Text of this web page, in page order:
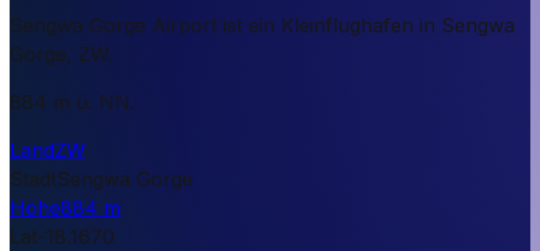
Sengwa Gorge Airport ist ein Kleinflughafen in Sengwa
Gorge, ZW.
884 m ü. NN.
LandZW
StadtSengwa Gorge
Höhe884 m
Lat-18.1670